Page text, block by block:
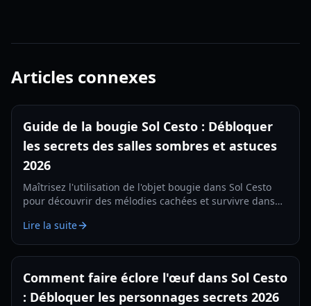
Articles connexes
Guide de la bougie Sol Cesto : Débloquer
les secrets des salles sombres et astuces
2026
Maîtrisez l'utilisation de l'objet bougie dans Sol Cesto
pour découvrir des mélodies cachées et survivre dans
2026.
Lire la suite
Comment faire éclore l'œuf dans Sol Cesto
: Débloquer les personnages secrets 2026